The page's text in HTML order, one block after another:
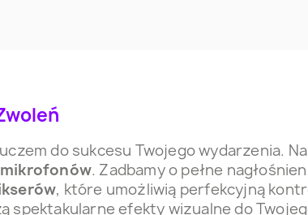
do sukcesu Twojego wydarzenia.
. Zadbamy o pełne
, które umożliwią perfekcyjną
spektakularne efekty wizualne do